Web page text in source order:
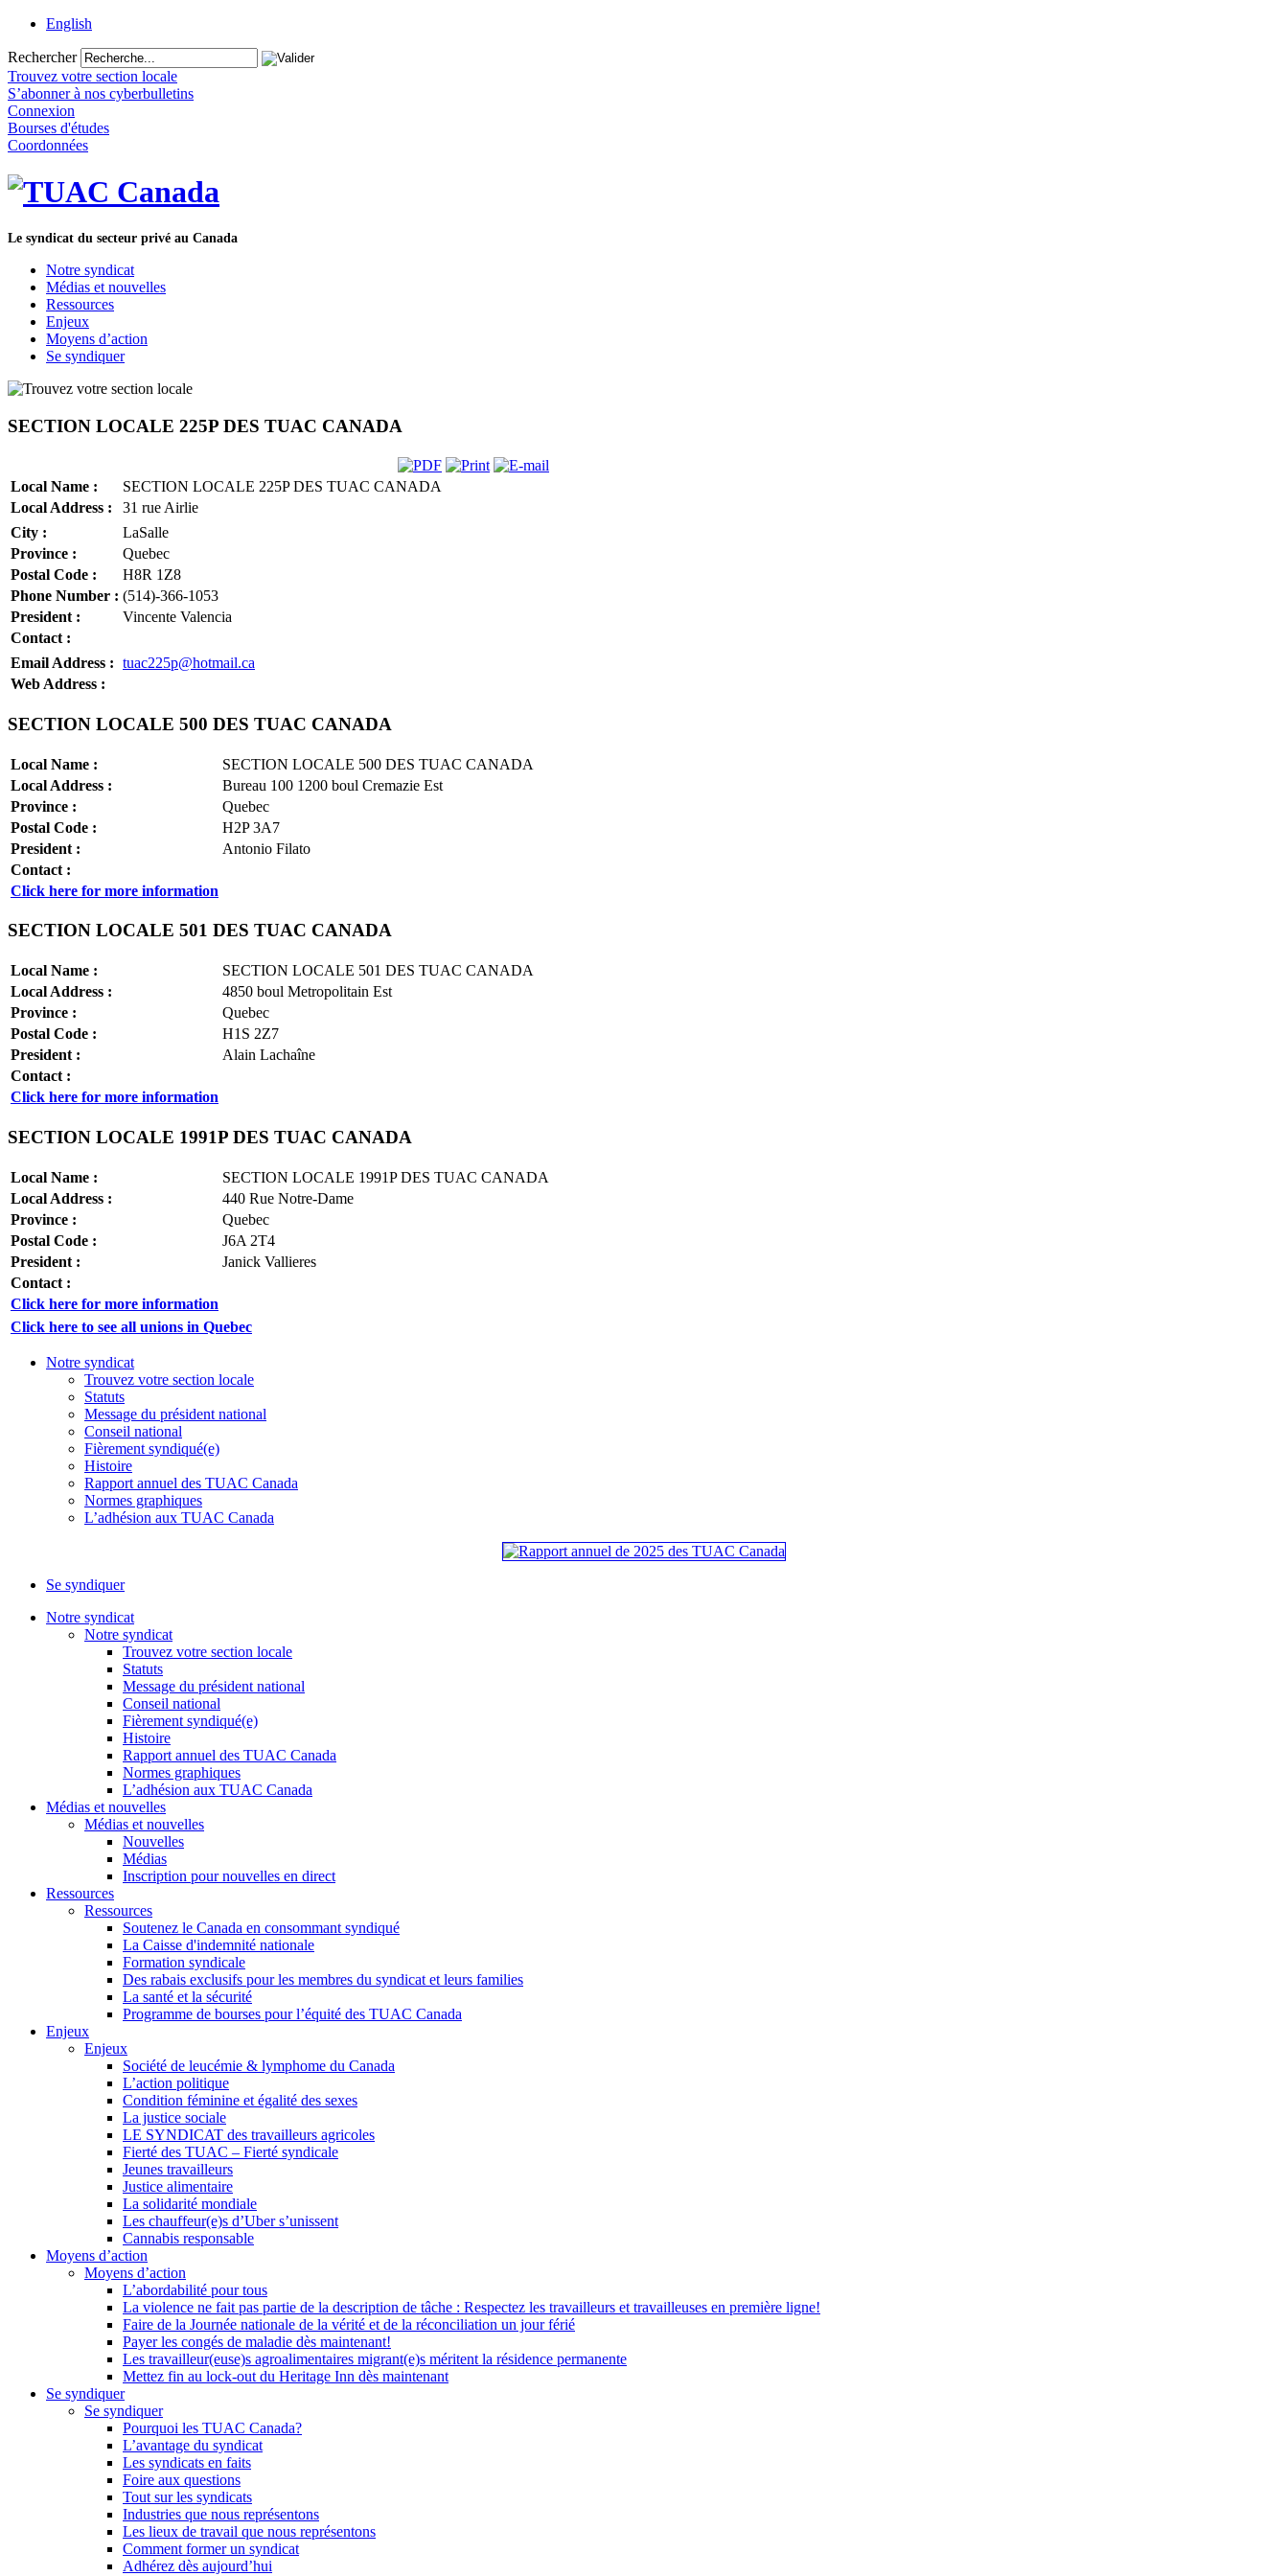
English
Rechercher
Trouvez votre section locale
S’abonner à nos cyberbulletins
Connexion
Bourses d'études
Coordonnées
Le syndicat du secteur privé au Canada
Notre syndicat
Médias et nouvelles
Ressources
Enjeux
Moyens d’action
Se syndiquer
SECTION LOCALE 225P DES TUAC CANADA
Local Name :
SECTION LOCALE 225P DES TUAC CANADA
Local Address :
31 rue Airlie
City :
LaSalle
Province :
Quebec
Postal Code :
H8R 1Z8
Phone Number : (514)-366-1053
President :
Vincente Valencia
Contact :
Email Address : tuac225p@hotmail.ca
Web Address :
SECTION LOCALE 500 DES TUAC CANADA
Local Name :
SECTION LOCALE 500 DES TUAC CANADA
Local Address :
Bureau 100 1200 boul Cremazie Est
Province :
Quebec
Postal Code :
H2P 3A7
President :
Antonio Filato
Contact :
Click here for more information
SECTION LOCALE 501 DES TUAC CANADA
Local Name :
SECTION LOCALE 501 DES TUAC CANADA
Local Address :
4850 boul Metropolitain Est
Province :
Quebec
Postal Code :
H1S 2Z7
President :
Alain Lachaîne
Contact :
Click here for more information
SECTION LOCALE 1991P DES TUAC CANADA
Local Name :
SECTION LOCALE 1991P DES TUAC CANADA
Local Address :
440 Rue Notre-Dame
Province :
Quebec
Postal Code :
J6A 2T4
President :
Janick Vallieres
Contact :
Click here for more information
Click here to see all unions in Quebec
Notre syndicat
Trouvez votre section locale
Statuts
Message du président national
Conseil national
Fièrement syndiqué(e)
Histoire
Rapport annuel des TUAC Canada
Normes graphiques
L’adhésion aux TUAC Canada
Se syndiquer
Notre syndicat
Notre syndicat
Trouvez votre section locale
Statuts
Message du président national
Conseil national
Fièrement syndiqué(e)
Histoire
Rapport annuel des TUAC Canada
Normes graphiques
L’adhésion aux TUAC Canada
Médias et nouvelles
Médias et nouvelles
Nouvelles
Médias
Inscription pour nouvelles en direct
Ressources
Ressources
Soutenez le Canada en consommant syndiqué
La Caisse d'indemnité nationale
Formation syndicale
Des rabais exclusifs pour les membres du syndicat et leurs families
La santé et la sécurité
Programme de bourses pour l’équité des TUAC Canada
Enjeux
Enjeux
Société de leucémie & lymphome du Canada
L’action politique
Condition féminine et égalité des sexes
La justice sociale
LE SYNDICAT des travailleurs agricoles
Fierté des TUAC – Fierté syndicale
Jeunes travailleurs
Justice alimentaire
La solidarité mondiale
Les chauffeur(e)s d’Uber s’unissent
Cannabis responsable
Moyens d’action
Moyens d’action
L’abordabilité pour tous
La violence ne fait pas partie de la description de tâche : Respectez les travailleurs et travailleuses en première ligne!
Faire de la Journée nationale de la vérité et de la réconciliation un jour férié
Payer les congés de maladie dès maintenant!
Les travailleur(euse)s agroalimentaires migrant(e)s méritent la résidence permanente
Mettez fin au lock-out du Heritage Inn dès maintenant
Se syndiquer
Se syndiquer
Pourquoi les TUAC Canada?
L’avantage du syndicat
Les syndicats en faits
Foire aux questions
Tout sur les syndicats
Industries que nous représentons
Les lieux de travail que nous représentons
Comment former un syndicat
Adhérez dès aujourd’hui